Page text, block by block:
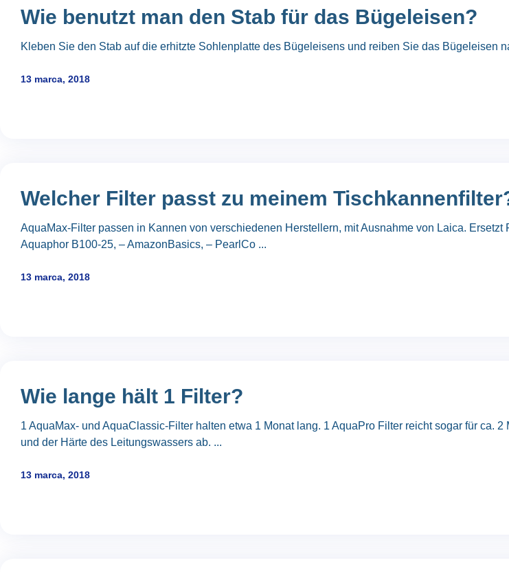
Wie benutzt man den Stab für das Bügeleisen?
Kleben Sie den Stab auf die erhitzte Sohlenplatte des Bügeleisens und reiben Sie das Bügeleisen
13 marca, 2018
Welcher Filter passt zu meinem
AquaMax-Filter passen in Kannen von verschiedenen Herstellern, mit Ausnahme von Laica.
Aquaphor B100-25, – AmazonBasics, – PearlCo ...
13 marca, 2018
Wie lange hält 1 Filter?
1 AquaMax- und AquaClassic-Filter halten etwa 1 Monat lang. 1 AquaPro Filter reicht sogar für ca.
und der Härte des Leitungswassers ab. ...
13 marca, 2018